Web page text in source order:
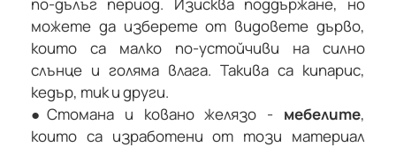
можете да изберете от видовете дърво,
които са малко по-устойчиви на силно
слънце и голяма влага. Такива са кипарис,
кедър, тик и други.
● Стомана и ковано желязо - мебелите,
които са изработени от този материал